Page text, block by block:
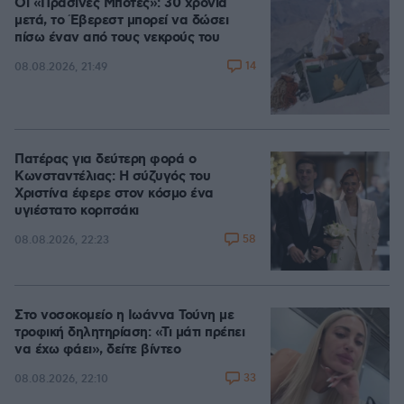
Οι «Πράσινες Μπότες»: 30 χρόνια
μετά, το Έβερεστ μπορεί να δώσει
πίσω έναν από τους νεκρούς του
08.08.2026, 21:49 14
Πατέρας για δεύτερη φορά ο
Κωνσταντέλιας: Η σύζυγός του
Χριστίνα έφερε στον κόσμο ένα
υγιέστατο κοριτσάκι
08.08.2026, 22:23 58
Στο νοσοκομείο η Ιωάννα Τούνη με
τροφική δηλητηρίαση: «Τι μάτι πρέπει
να έχω φάει», δείτε βίντεο
08.08.2026, 22:10 33